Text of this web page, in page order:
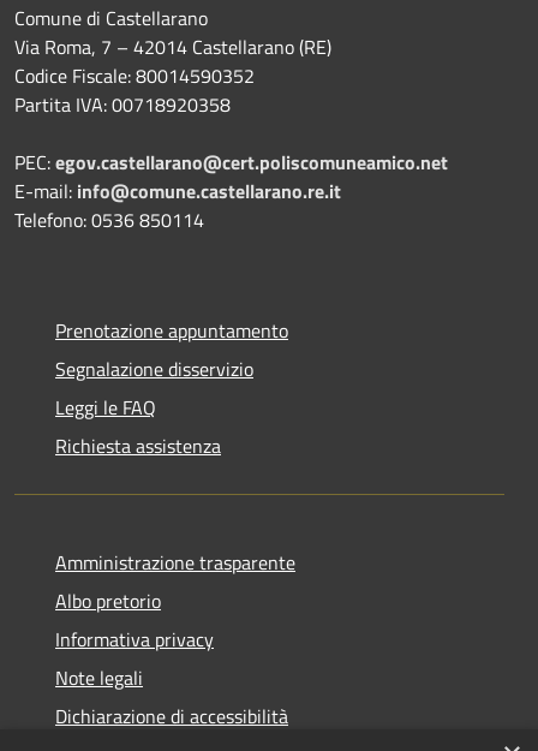
Comune di Castellarano
Via Roma, 7 – 42014 Castellarano (RE)
Codice Fiscale: 80014590352
Partita IVA: 00718920358
PEC:egov.castellarano@cert.poliscomuneamico.net
E-mail: info@comune.castellarano.re.it
Telefono: 0536 850114
Prenotazione appuntamento
Segnalazione disservizio
Leggi le FAQ
Richiesta assistenza
Amministrazione trasparente
Albo pretorio
Informativa privacy
Note legali
Dichiarazione di accessibilità